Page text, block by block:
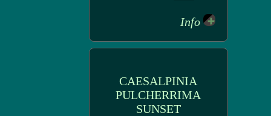
Info
CAESALPINIA
PULCHERRIMA
SUNSET